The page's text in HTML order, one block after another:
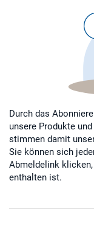
Durch das
unsere Produkte
stimmen damit
Sie können sich
Abmeldelink
enthalten ist.